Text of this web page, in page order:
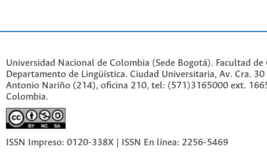
Universidad Nacional de Colombia (Sede Bogotá). Facultad de
Departamento de Lingüística. Ciudad Universitaria, Av. Cra.
Antonio Nariño (214), oficina 210, tel: (571)3165000 ext.
Colombia.
ISSN Impreso: 0120-338X | ISSN En línea: 2256-5469